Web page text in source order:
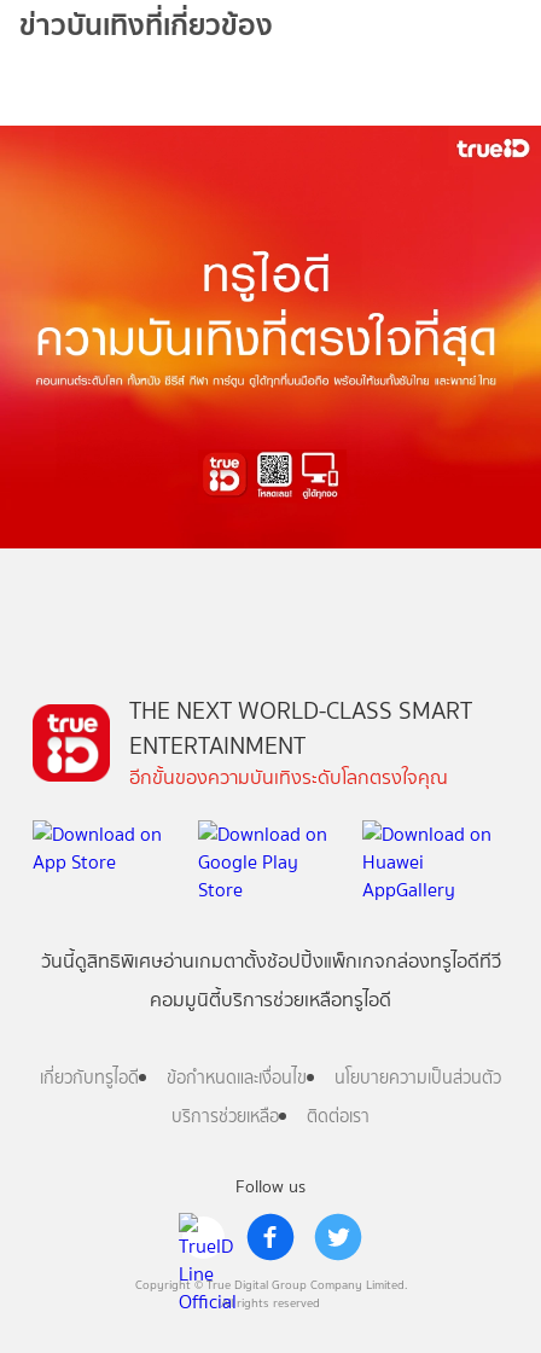
ข่าวบันเทิงที่เกี่ยวข้อง
Follow us
Copyright © True Digital Group Company Limited.
All rights reserved
THE NEXT WORLD-CLASS SMART
ENTERTAINMENT
อีกขั้นของความบันเทิงระดับโลกตรงใจคุณ
วันนี้ดูสิทธิพิเศษอ่านเกมตาตั้งช้อปปิ้งแพ็กเกจกล่องทรูไอดีทีวี
คอมมูนิตี้บริการช่วยเหลือทรูไอดี
เกี่ยวกับทรูไอดี ข้อกำหนดและเงื่อนไข
นโยบายความเป็นส่วนตัว
บริการช่วยเหลือ
ติดต่อเรา